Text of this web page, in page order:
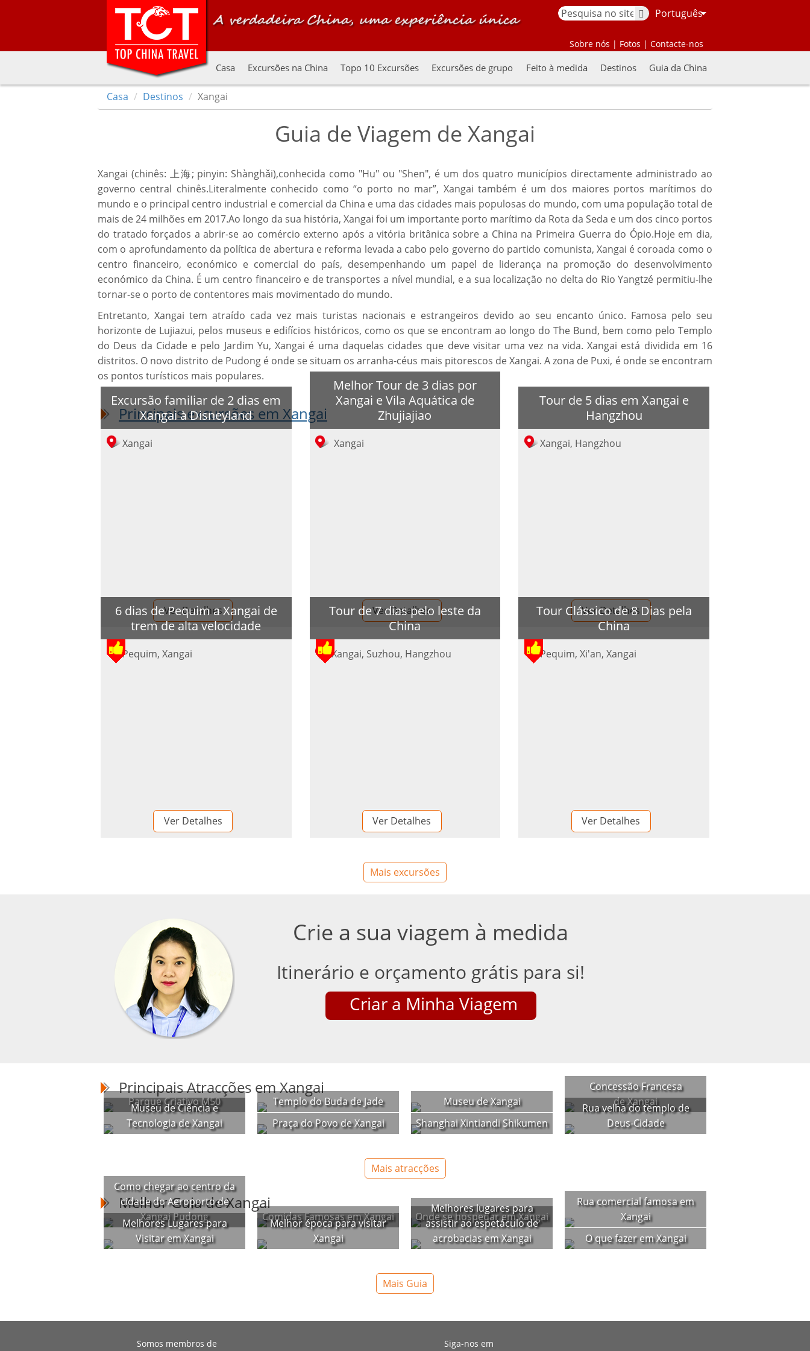
Português
Sobre nós | Fotos | Contacte-nos
Casa Excursões na China Topo 10 Excursões Excursões de grupo Feito à medida Destinos Guia da China
Casa Destinos Xangai
Guia de Viagem de Xangai
Xangai (chinês: 上海; pinyin: Shànghǎi),conhecida como "Hu" ou "Shen", é um dos quatro municípios directamente administrado ao
governo central chinês.Literalmente conhecido como “o porto no mar”, Xangai também é um dos maiores portos marítimos do
mundo e o principal centro industrial e comercial da China e uma das cidades mais populosas do mundo, com uma população total de
mais de 24 milhões em 2017.Ao longo da sua história, Xangai foi um importante porto marítimo da Rota da Seda e um dos cinco portos
do tratado forçados a abrir-se ao comércio externo após a vitória britânica sobre a China na Primeira Guerra do Ópio.Hoje em dia,
com o aprofundamento da política de abertura e reforma levada a cabo pelo governo do partido comunista, Xangai é coroada como o
centro financeiro, económico e comercial do país, desempenhando um papel de liderança na promoção do desenvolvimento
económico da China. É um centro financeiro e de transportes a nível mundial, e a sua localização no delta do Rio Yangtzé permitiu-lhe
tornar-se o porto de contentores mais movimentado do mundo.
Entretanto, Xangai tem atraído cada vez mais turistas nacionais e estrangeiros devido ao seu encanto único. Famosa pelo seu
horizonte de Lujiazui, pelos museus e edifícios históricos, como os que se encontram ao longo do The Bund, bem como pelo Templo
do Deus da Cidade e pelo Jardim Yu, Xangai é uma daquelas cidades que deve visitar uma vez na vida. Xangai está dividida em 16
distritos. O novo distrito de Pudong é onde se situam os arranha-céus mais pitorescos de Xangai. A zona de Puxi, é onde se encontram
os pontos turísticos mais populares.
Principais excursões em Xangai
Excursão familiar de 2 dias em
Xangai à Disneyland
Xangai
Ver Detalhes
Melhor Tour de 3 dias por
Xangai e Vila Aquática de
Zhujiajiao
Xangai
Ver Detalhes
Tour de 5 dias em Xangai e
Hangzhou
Xangai, Hangzhou
Ver Detalhes
6 dias de Pequim a Xangai de
trem de alta velocidade
Pequim, Xangai
Ver Detalhes
Tour de 7 dias pelo leste da
China
Xangai, Suzhou, Hangzhou
Ver Detalhes
Tour Clássico de 8 Dias pela
China
Pequim, Xi'an, Xangai
Ver Detalhes
Mais excursões
Crie a sua viagem à medida
Itinerário e orçamento grátis para si!
Criar a Minha Viagem
Principais Atracções em Xangai
Parque Criativo M50 Templo do Buda de Jade Museu de Xangai
Concessão Francesa
de Xangai
Museu de Ciência e
Tecnologia de Xangai
Praça do Povo de Xangai Shanghai Xintiandi Shikumen
Rua velha do templo de
Deus-Cidade
Mais atracções
Melhor Guia de Xangai
Como chegar ao centro da
cidade do Aeroporto de
Xangai Pudong
Comidas Famosas em Xangai Onde se hospedar em Xangai
Rua comercial famosa em
Xangai
Melhores Lugares para
Visitar em Xangai
Melhor época para visitar
Xangai
Melhores lugares para
assistir ao espetáculo de
acrobacias em Xangai
O que fazer em Xangai
Mais Guia
Somos membros de Siga-nos em